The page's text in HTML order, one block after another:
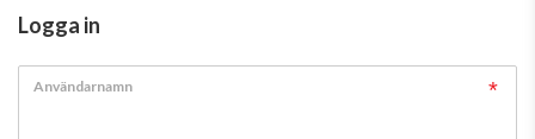
Logga in
Användarnamn